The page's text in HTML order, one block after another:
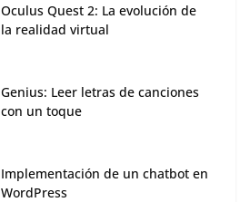
Oculus Quest 2: La evolución de
la realidad virtual
Genius: Leer letras de canciones
con un toque
Implementación de un chatbot en
WordPress